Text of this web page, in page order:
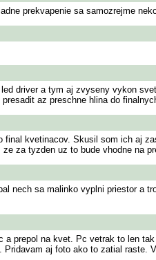
prekvapenie sa samozrejme
driver a tym aj zvyseny vykon
az preschne hlina do
final kvetinacov. Skusil som ich aj
za tyzden uz to bude vhodne na
nech sa malinko vyplni priestor a
a prepol na kvet. Pc vetrak to len
aj foto ako to zatial